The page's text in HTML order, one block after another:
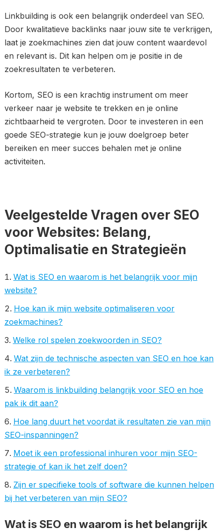
Linkbuilding is ook een belangrijk onderdeel van SEO.
Door kwalitatieve backlinks naar jouw site te verkrijgen,
laat je zoekmachines zien dat jouw content waardevol
en relevant is. Dit kan helpen om je positie in de
zoekresultaten te verbeteren.
Kortom, SEO is een krachtig instrument om meer
verkeer naar je website te trekken en je online
zichtbaarheid te vergroten. Door te investeren in een
goede SEO-strategie kun je jouw doelgroep beter
bereiken en meer succes behalen met je online
activiteiten.
Veelgestelde Vragen over SEO
voor Websites: Belang,
Optimalisatie en Strategieën
Wat is SEO en waarom is het belangrijk voor mijn
website?
Hoe kan ik mijn website optimaliseren voor
zoekmachines?
Welke rol spelen zoekwoorden in SEO?
Wat zijn de technische aspecten van SEO en hoe kan
ik ze verbeteren?
Waarom is linkbuilding belangrijk voor SEO en hoe
pak ik dit aan?
Hoe lang duurt het voordat ik resultaten zie van mijn
SEO-inspanningen?
Moet ik een professional inhuren voor mijn SEO-
strategie of kan ik het zelf doen?
Zijn er specifieke tools of software die kunnen helpen
bij het verbeteren van mijn SEO?
Wat is SEO en waarom is het belangrijk